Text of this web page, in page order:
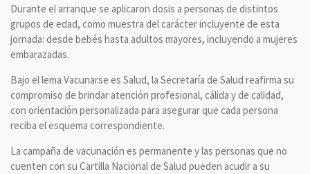
Durante el arranque se aplicaron dosis a personas de distintos
grupos de edad, como muestra del carácter incluyente de esta
jornada: desde bebés hasta adultos mayores, incluyendo a mujeres
embarazadas.
Bajo el lema Vacunarse es Salud, la Secretaría de Salud reafirma su
compromiso de brindar atención profesional, cálida y de calidad,
con orientación personalizada para asegurar que cada persona
reciba el esquema correspondiente.
La campaña de vacunación es permanente y las personas que no
cuenten con su Cartilla Nacional de Salud pueden acudir a su